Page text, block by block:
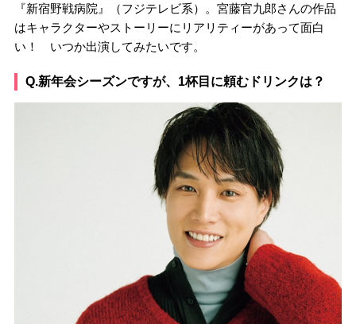
『新宿野戦病院』（フジテレビ系）。宮藤官九郎さんの作品
はキャラクターやストーリーにリアリティーがあって面白
い！ いつか出演してみたいです。
Q.新年会シーズンですが、1杯目に頼むドリンクは？